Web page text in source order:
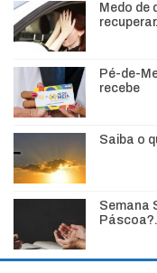
Medo de
Pé-de-
recebe
Saiba o
Semana